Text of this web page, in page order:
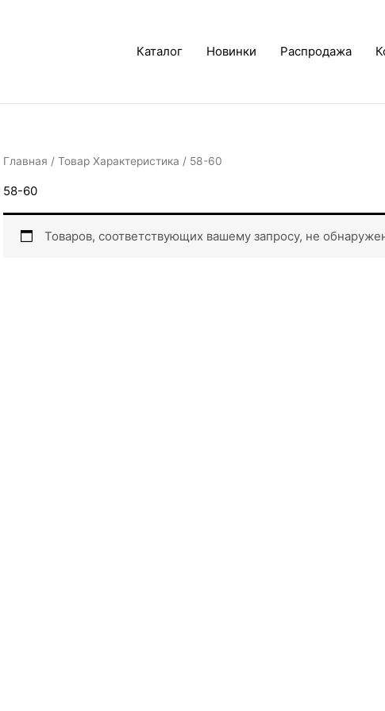
Каталог Новинки Распродажа
Главная / Товар Характеристика / 58-60
58-60
Товаров, соответствующих вашему запросу, не